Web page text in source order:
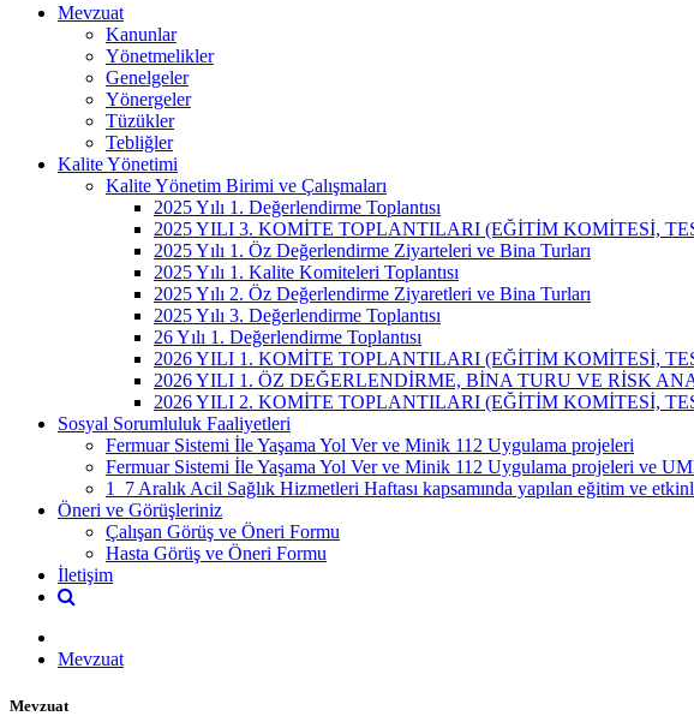
Mevzuat
Kanunlar
Yönetmelikler
Genelgeler
Yönergeler
Tüzükler
Tebliğler
Kalite Yönetimi
Kalite Yönetim Birimi ve Çalışmaları
2025 Yılı 1. Değerlendirme Toplantısı
2025 YILI 3. KOMİTE TOPLANTILARI (EĞİTİM KOMİTESİ,
2025 Yılı 1. Öz Değerlendirme Ziyarteleri ve Bina Turları
2025 Yılı 1. Kalite Komiteleri Toplantısı
2025 Yılı 2. Öz Değerlendirme Ziyaretleri ve Bina Turları
2025 Yılı 3. Değerlendirme Toplantısı
26 Yılı 1. Değerlendirme Toplantısı
2026 YILI 1. KOMİTE TOPLANTILARI (EĞİTİM KOMİTESİ,
2026 YILI 1. ÖZ DEĞERLENDİRME, BİNA TURU VE RİSK
2026 YILI 2. KOMİTE TOPLANTILARI (EĞİTİM KOMİTESİ,
Sosyal Sorumluluk Faaliyetleri
Fermuar Sistemi İle Yaşama Yol Ver ve Minik 112 Uygulama projeleri
Fermuar Sistemi İle Yaşama Yol Ver ve Minik 112 Uygulama projeleri ve
1_7 Aralık Acil Sağlık Hizmetleri Haftası kapsamında yapılan eğitim ve
Öneri ve Görüşleriniz
Çalışan Görüş ve Öneri Formu
Hasta Görüş ve Öneri Formu
İletişim
Mevzuat
Mevzuat